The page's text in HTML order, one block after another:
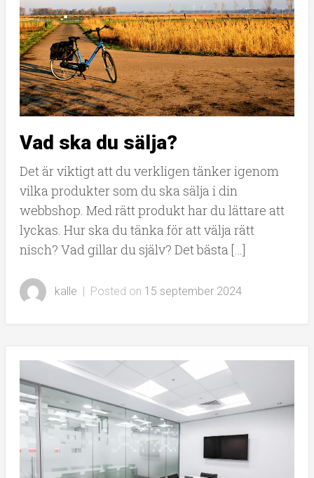
Vad ska du sälja?
Det är viktigt att du verkligen tänker igenom
vilka produkter som du ska sälja i din
webbshop. Med rätt produkt har du lättare att
lyckas. Hur ska du tänka för att välja rätt
nisch? Vad gillar du själv? Det bästa […]
kalle Posted on 15 september 2024